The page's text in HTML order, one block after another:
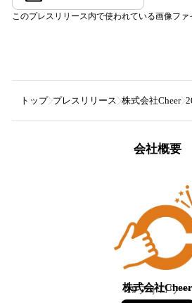
このプレスリリース内で使われている画像フ
トップ プレスリリース 株式会社Cheer
会社概要
株式会社Cheer
19フォロワー